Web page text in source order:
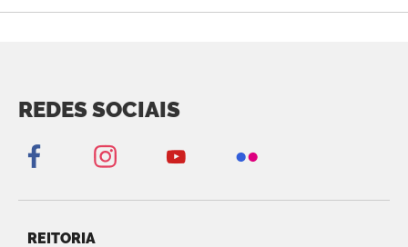
REDES SOCIAIS
REITORIA